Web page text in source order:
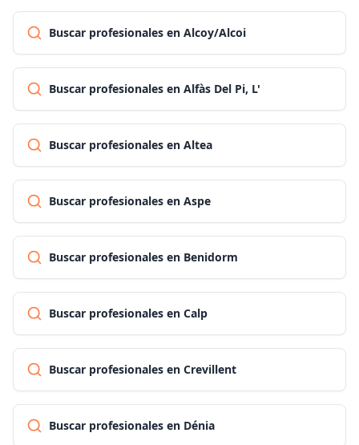
Buscar profesionales en Alcoy/Alcoi
Buscar profesionales en Alfàs Del Pi, L'
Buscar profesionales en Altea
Buscar profesionales en Aspe
Buscar profesionales en Benidorm
Buscar profesionales en Calp
Buscar profesionales en Crevillent
Buscar profesionales en Dénia